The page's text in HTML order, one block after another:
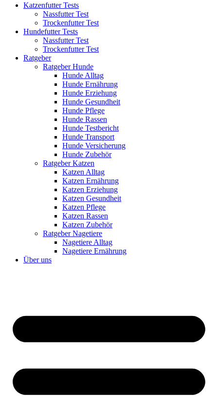
Katzenfutter Tests
Nassfutter Test
Trockenfutter Test
Hundefutter Tests
Nassfutter Test
Trockenfutter Test
Ratgeber
Ratgeber Hunde
Hunde Alltag
Hunde Ernährung
Hunde Erziehung
Hunde Gesundheit
Hunde Pflege
Hunde Rassen
Hunde Testbericht
Hunde Transport
Hunde Versicherung
Hunde Zubehör
Ratgeber Katzen
Katzen Alltag
Katzen Ernährung
Katzen Erziehung
Katzen Gesundheit
Katzen Pflege
Katzen Rassen
Katzen Zubehör
Ratgeber Nagetiere
Nagetiere Alltag
Nagetiere Ernährung
Über uns